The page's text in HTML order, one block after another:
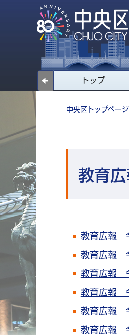
トップ
中央区トップページ
教育広
教育広報
教育広報
教育広報
教育広報
教育広報
教育広報